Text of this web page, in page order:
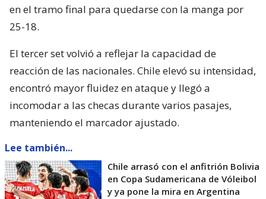
en el tramo final para quedarse con la manga por
25-18.
El tercer set volvió a reflejar la capacidad de
reacción de las nacionales. Chile elevó su intensidad,
encontró mayor fluidez en ataque y llegó a
incomodar a las checas durante varios pasajes,
manteniendo el marcador ajustado.
Lee también...
Chile arrasó con el anfitrión Bolivia
en Copa Sudamericana de Vóleibol
y ya pone la mira en Argentina